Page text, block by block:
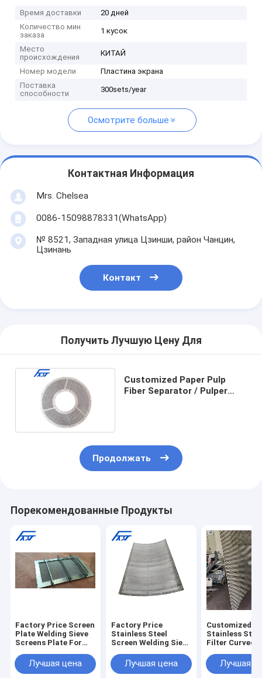
Время доставки
20 дней
Количество мин
заказа
1 кусок
Место
происхождения
КИТАЙ
Номер модели
Пластина экрана
Поставка
способности
300sets/year
Осмотрите больше
Контактная Информация
Mrs. Chelsea
0086-15098878331(WhatsApp)
№ 8521, Западная улица Цзинши, район Чанцин,
Цзинань
Контакт
Получить Лучшую Цену Для
Customized Paper Pulp
Fiber Separator / Pulper
Продолжать
Порекомендованные Продукты
Factory Price Screen
Plate Welding Sieve
Screens Plate For
PartsЛучшая цена
Factory Price
Stainless Steel
Screen Welding Sieve
Paper Machinery
Parts
Лучшая цена
Customized
Stainless
Filter Curved
Лучшая